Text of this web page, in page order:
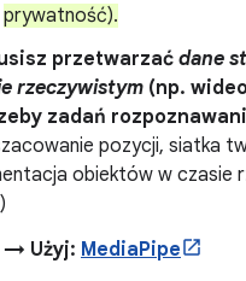
prywatność).
przetwarzać dane
rzeczywistym (np.
zadań
pozycji, siatka
obiektów w czasie
→ Użyj: MediaPipe